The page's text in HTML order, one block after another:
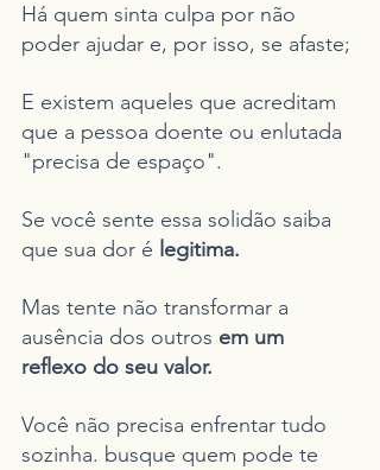
Há quem sinta culpa por não
poder ajudar e, por isso, se afaste;
E existem aqueles que acreditam
que a pessoa doente ou enlutada
"precisa de espaço".
Se você sente essa solidão saiba
que sua dor é legitima.
Mas tente não transformar a
ausência dos outros em um
reflexo do seu valor.
Você não precisa enfrentar tudo
sozinha. busque quem pode te